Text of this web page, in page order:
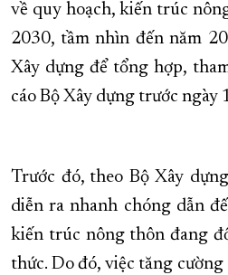
XÂY DỰNG KHÁNH HÒA TRỞ
ĐẠI HỘI ĐẢNG CÁC CẤP TRANG
về quy hoạch, kiến trúc
2030, tầm nhìn đến năm
Xây dựng để tổng hợp,
cáo Bộ Xây dựng trước ngày
Trước đó, theo Bộ Xây
diễn ra nhanh chóng dẫn
kiến trúc nông thôn đang
thức. Do đó, việc tăng